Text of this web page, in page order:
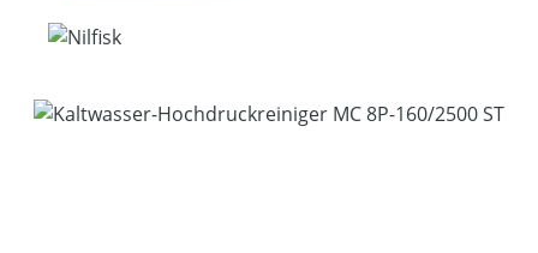
Bildergalerie überspringen